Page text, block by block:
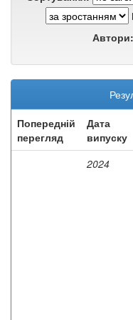
Автори:
Попередній
перегляд
Дата
випуску
2024